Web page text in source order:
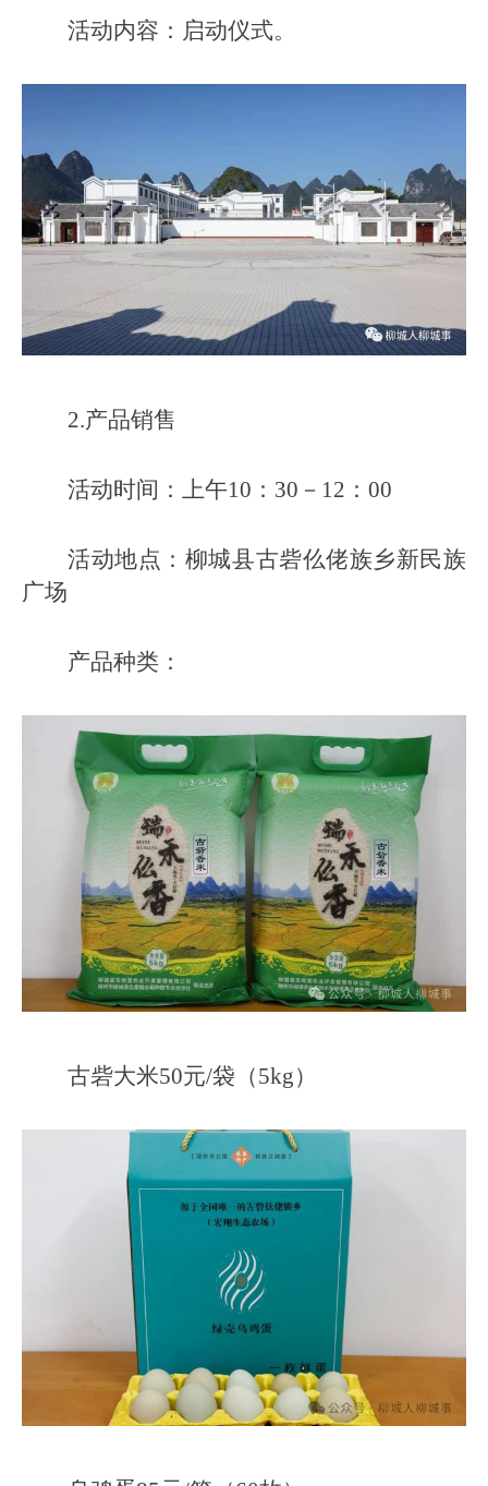
活动内容：启动仪式。
2.产品销售
活动时间：上午10：30－12：00
活动地点：柳城县古砦仫佬族乡新民族
广场
产品种类：
古砦大米50元/袋（5kg）